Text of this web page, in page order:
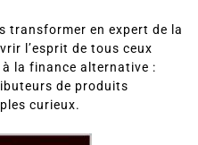
transformer en expert de la
l’esprit de tous ceux
à la finance alternative :
de produits
curieux.